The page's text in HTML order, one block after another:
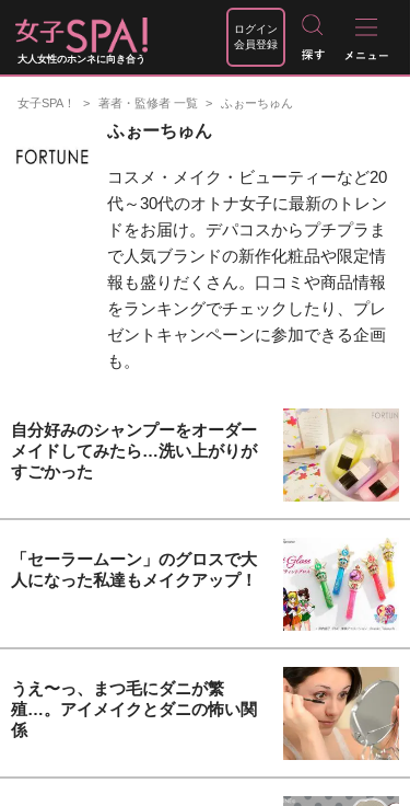
大人女性のホンネに向き合う
ログイン
会員登録
女子SPA！ 著者・監修者 一覧 ふぉーちゅん
ふぉーちゅん
コスメ・メイク・ビューティーなど20
代～30代のオトナ女子に最新のトレン
ドをお届け。デパコスからプチプラま
で人気ブランドの新作化粧品や限定情
報も盛りだくさん。口コミや商品情報
をランキングでチェックしたり、プレ
ゼントキャンペーンに参加できる企画
も。
自分好みのシャンプーをオーダー
メイドしてみたら…洗い上がりが
すごかった
「セーラームーン」のグロスで大
人になった私達もメイクアップ！
うえ〜っ、まつ毛にダニが繁
殖…。アイメイクとダニの怖い関
係